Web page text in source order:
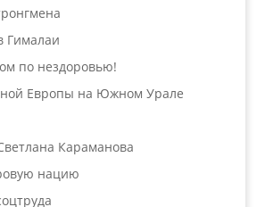
Гималаи
по нездоровью!
Европы на Южном Урале
Караманова
нацию